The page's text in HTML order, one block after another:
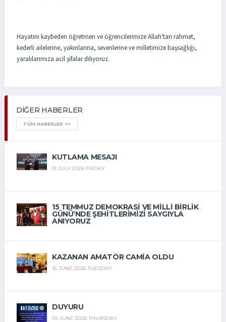
Hayatını kaybeden öğretmen ve öğrencilerimize Allah'tan rahmet,
kederli ailelerine, yakınlarına, sevenlerine ve milletimize başsağlığı,
yaralılarımıza acil şifalar diliyoruz.
DIĞER HABERLER
TÜM HABERLER >>
KUTLAMA MESAJI
31 JULY 2026 FRIDAY
15 TEMMUZ DEMOKRASİ VE MİLLİ BİRLİK
GÜNÜ’NDE ŞEHİTLERİMİZİ SAYGIYLA
ANIYORUZ
KAZANAN AMATÖR CAMIA OLDU
16 JUNE 2026 TUESDAY
DUYURU
04 JUNE 2026 THURSDAY